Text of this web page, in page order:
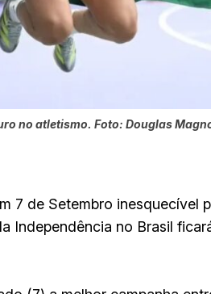
no atletismo. Foto: Douglas
7 de Setembro inesquecível
Independência no Brasil